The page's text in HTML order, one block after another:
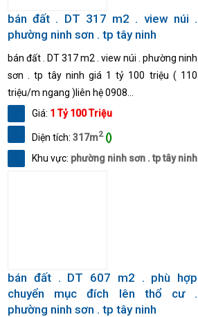
bán đất . DT 317 m2 . view núi .
phường ninh sơn . tp tây ninh
bán đất . DT 317 m2 . view núi . phường ninh
sơn . tp tây ninh giá 1 tỷ 100 triệu ( 110
triệu/m ngang )liên hệ 0908...
Giá: 1 Tỷ 100 Triệu
Diện tích: 317m2 ()
Khu vực: phường ninh sơn . tp tây ninh
bán đất . DT 607 m2 . phù hợp
chuyển mục đích lên thổ cư .
phường ninh sơn . tp tây ninh